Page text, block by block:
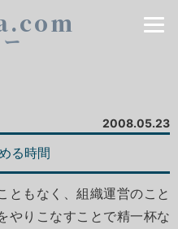
2008.05.23
る時間
ともなく、組織運営のこと
やりこなすことで精一杯な